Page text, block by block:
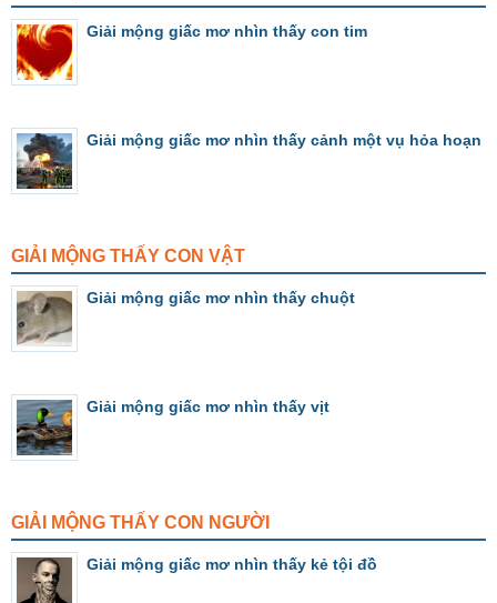
Giải mộng giấc mơ nhìn thấy con tim
Giải mộng giấc mơ nhìn thấy cảnh một vụ hỏa hoạn
GIẢI MỘNG THẤY CON VẬT
Giải mộng giấc mơ nhìn thấy chuột
Giải mộng giấc mơ nhìn thấy vịt
GIẢI MỘNG THẤY CON NGƯỜI
Giải mộng giấc mơ nhìn thấy kẻ tội đồ